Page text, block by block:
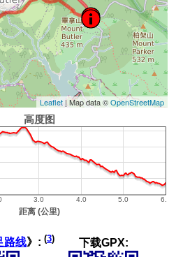
Leaflet| Map data ©OpenStreetMap
路线》: (3) 下载GPX: